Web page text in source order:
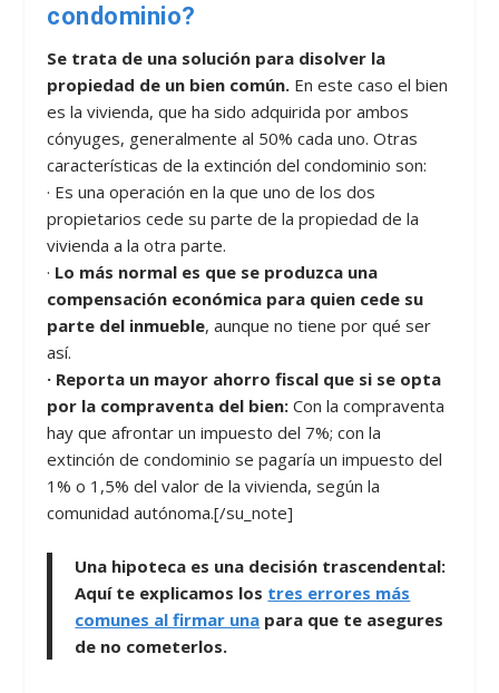
condominio?
Se trata de una solución para disolver la
propiedad de un bien común. En este caso el bien
es la vivienda, que ha sido adquirida por ambos
cónyuges, generalmente al 50% cada uno. Otras
características de la extinción del condominio son:
· Es una operación en la que uno de los dos
propietarios cede su parte de la propiedad de la
vivienda a la otra parte.
· Lo más normal es que se produzca una
compensación económica para quien cede su
parte del inmueble, aunque no tiene por qué ser
así.
· Reporta un mayor ahorro fiscal que si se opta
por la compraventa del bien: Con la compraventa
hay que afrontar un impuesto del 7%; con la
extinción de condominio se pagaría un impuesto del
1% o 1,5% del valor de la vivienda, según la
comunidad autónoma.[/su_note]
Una hipoteca es una decisión trascendental:
Aquí te explicamos los tres errores más
comunes al firmar una para que te asegures
de no cometerlos.